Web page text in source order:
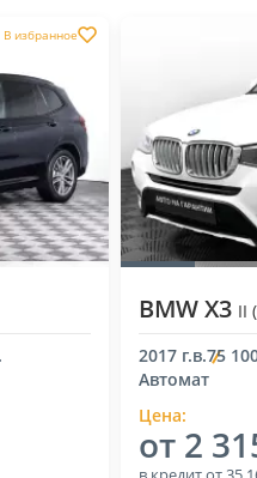
В избранное
BMW X3 II
2017 г.в.75
Автомат
Цена:
от 2